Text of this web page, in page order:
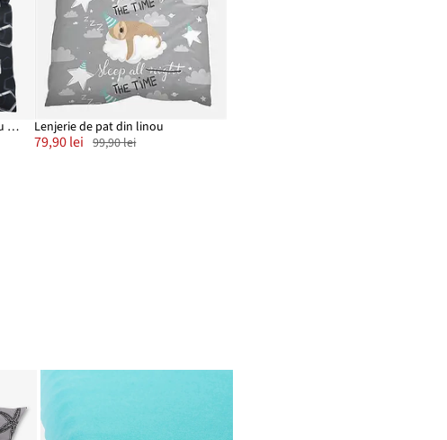
Lenjerie de pat din material cu bumbac Lenjerie de pat din linou
79,90 lei 99,90 lei